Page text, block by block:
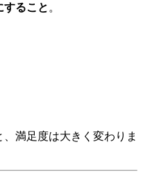
すること 。
満足度は大きく変わりま